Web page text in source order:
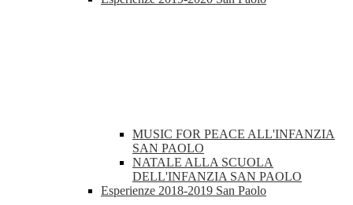
MUSIC FOR PEACE ALL'INFANZIA
SAN PAOLO
NATALE ALLA SCUOLA
DELL'INFANZIA SAN PAOLO
Esperienze 2018-2019 San Paolo